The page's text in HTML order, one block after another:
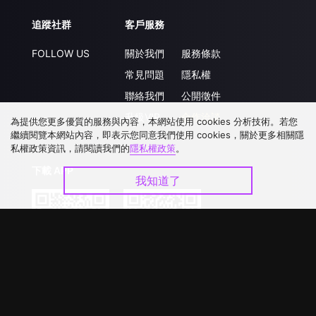
追蹤社群
FOLLOW US
客戶服務
關於我們
常見問題
聯絡我們
升級VIP
服務條款
隱私權
公開徵件
合作洽談
下載 APP
為提供您更多優質的服務與內容，本網站使用 cookies 分析技術。若您
繼續閱覽本網站內容，即表示您同意我們使用 cookies，關於更多相關隱
私權政策資訊，請閱讀我們的隱私權政策。
我知道了